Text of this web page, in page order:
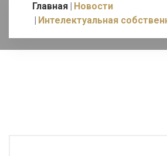
Главная Новости
Интелектуальная